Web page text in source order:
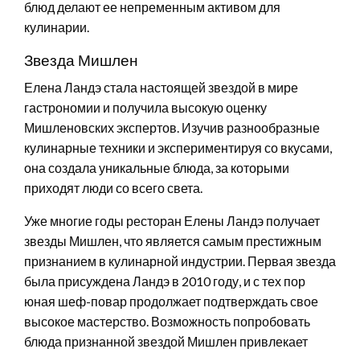
блюд делают ее непременным активом для
кулинарии.
Звезда Мишлен
Елена Ландэ стала настоящей звездой в мире
гастрономии и получила высокую оценку
Мишленовских экспертов. Изучив разнообразные
кулинарные техники и экспериментируя со вкусами,
она создала уникальные блюда, за которыми
приходят люди со всего света.
Уже многие годы ресторан Елены Ландэ получает
звезды Мишлен, что является самым престижным
признанием в кулинарной индустрии. Первая звезда
была присуждена Ландэ в 2010 году, и с тех пор
юная шеф-повар продолжает подтверждать свое
высокое мастерство. Возможность попробовать
блюда признанной звездой Мишлен привлекает